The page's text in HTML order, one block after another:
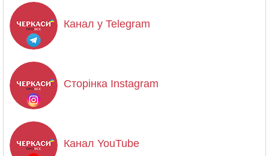
Канал у Telegram
Сторінка Instagram
Канал YouTube